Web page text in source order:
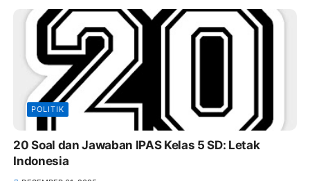
POLITIK
20 Soal dan Jawaban IPAS Kelas 5 SD: Letak
Indonesia